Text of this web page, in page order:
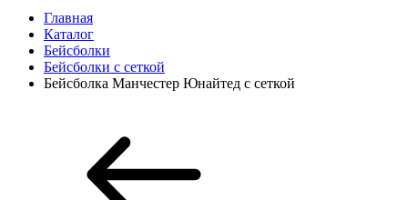
Главная
Каталог
Бейсболки
Бейсболки с сеткой
Бейсболка Манчестер Юнайтед с сеткой